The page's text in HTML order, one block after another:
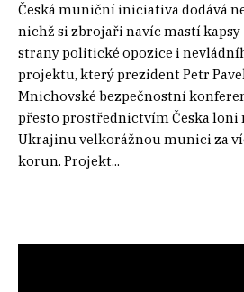
Česká muniční iniciativa dodává
nichž si zbrojaři navíc mastí
strany politické opozice i
projektu, který prezident Petr
Mnichovské bezpečnostní
přesto prostřednictvím Česka loni
Ukrajinu velkorážnou munici za
korun. Projekt...